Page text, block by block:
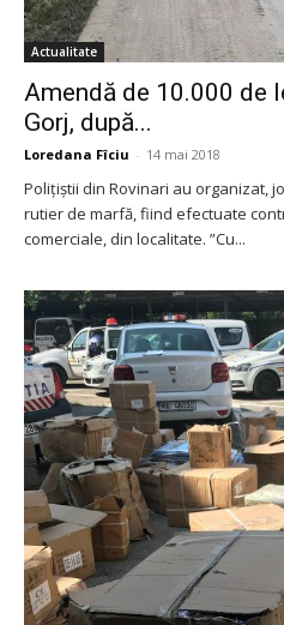
Actualitate
Amendă de 10.000 de
Gorj, după...
Loredana Fîciu - 14 mai 2018
Polițiștii din Rovinari au organizat,
rutier de marfă, fiind efectuate
comerciale, din localitate. ”Cu...